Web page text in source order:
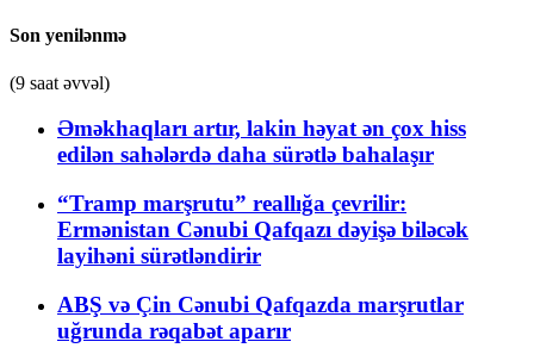
Son yenilənmə
(9 saat əvvəl)
Əməkhaqları artır, lakin həyat ən çox hiss
edilən sahələrdə daha sürətlə bahalaşır
“Tramp marşrutu” reallığa çevrilir:
Ermənistan Cənubi Qafqazı dəyişə biləcək
layihəni sürətləndirir
ABŞ və Çin Cənubi Qafqazda marşrutlar
uğrunda rəqabət aparır